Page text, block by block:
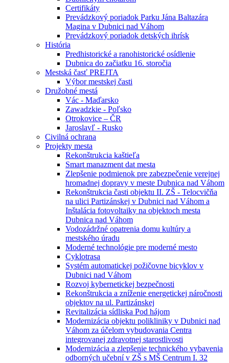
Certifikáty
Prevádzkový poriadok Parku Jána Baltazára
Magina v Dubnici nad Váhom
Prevádzkový poriadok detských ihrísk
História
Predhistorické a ranohistorické osídlenie
Dubnica do začiatku 16. storočia
Mestská časť PREJTA
Výbor mestskej časti
Družobné mestá
Vác - Maďarsko
Zawadzkie - Poľsko
Otrokovice – ČR
Jaroslavľ - Rusko
Civilná ochrana
Projekty mesta
Rekonštrukcia kaštieľa
Smart manazment dat mesta
Zlepšenie podmienok pre zabezpečenie verejnej
hromadnej dopravy v meste Dubnica nad Váhom
Rekonštrukcia časti objektu II. ZŠ - Telocvičňa
na ulici Partizánskej v Dubnici nad Váhom a
Inštalácia fotovoltaiky na objektoch mesta
Dubnica nad Váhom
Vodozádržné opatrenia domu kultúry a
mestského úradu
Moderné technológie pre moderné mesto
Cyklotrasa
Systém automatickej požičovne bicyklov v
Dubnici nad Váhom
Rozvoj kybernetickej bezpečnosti
Rekonštrukcia a zníženie energetickej náročnosti
objektov na ul. Partizánskej
Revitalizácia sídliska Pod hájom
Modernizácia objektu polikliniky v Dubnici nad
Váhom za účelom vybudovania Centra
integrovanej zdravotnej starostlivosti
Modernizácia a zlepšenie technického vybavenia
odborných učební v ZŠ s MŠ Centrum I. 32